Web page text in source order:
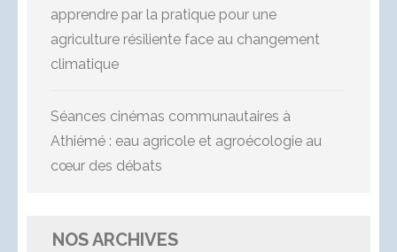
apprendre par la pratique pour une
agriculture résiliente face au changement
climatique
Séances cinémas communautaires à
Athiémé : eau agricole et agroécologie au
cœur des débats
NOS ARCHIVES